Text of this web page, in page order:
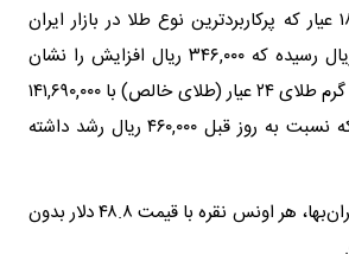
قیمت هر گرم طلای ۱۸ عیار که پرکاربردترین نوع طلا در بازار ایران
است به ۱۰۶,۲۸۴,۰۰۰ ریال رسیده که ۳۴۶,۰۰۰ ریال افزایش را نشان
می‌دهد. همچنین، هر گرم طلای ۲۴ عیار (طلای خالص) با ۱۴۱,۶۹۰,۰۰۰
ریال معامله می‌شود که نسبت به روز قبل ۴۶۰,۰۰۰ ریال رشد داشته
در بازار جهانی فلزات گران‌بها، هر اونس نقره با قیمت ۴۸.۸ دلار بدون